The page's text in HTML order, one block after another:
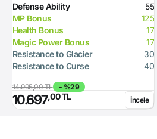
Defense Ability
55
MP Bonus
125
Health Bonus
17
Magic Power Bonus
17
Resistance to Glacier
30
Resistance to Curse
40
14.995,00 TL - %29
10.697,00 TL İncele